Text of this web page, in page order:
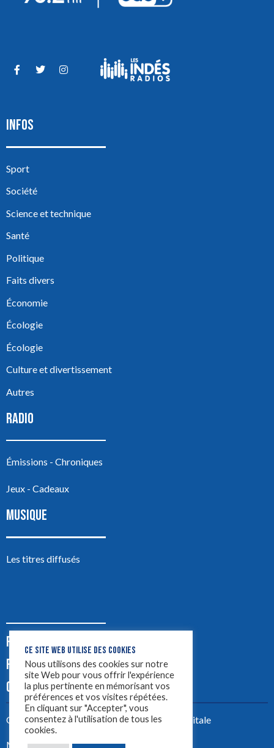
INFOS
Sport
Société
Science et technique
Santé
Politique
Faits divers
Économie
Écologie
Écologie
Culture et divertissement
Autres
RADIO
Émissions - Chroniques
Jeux - Cadeaux
MUSIQUE
Les titres diffusés
PODCASTS
PUB
CONTACT
Créez votre site avecYellowtie – Agence Digitale
Mentions légales
CE SITE WEB UTILISE DES COOKIES
Nous utilisons des cookies sur notre
site Web pour vous offrir l'expérience
la plus pertinente en mémorisant vos
préférences et vos visites répétées.
En cliquant sur "Accepter", vous
consentez à l'utilisation de tous les
cookies.